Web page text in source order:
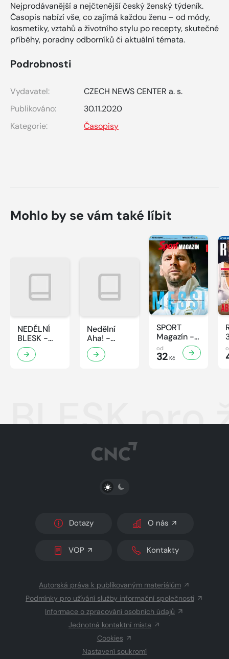
Nejprodávanější a nejčtenější český ženský týdeník.
Časopis nabízí vše, co zajímá každou ženu – od módy,
kosmetiky, vztahů a životního stylu po recepty, skutečné
příběhy, poradny odborníků či aktuální témata.
Podrobnosti
Vydavatel:
CZECH NEWS CENTER a. s.
Publikováno:
30.11.2020
Kategorie:
Časopisy
Mohlo by se vám také líbit
NEDĚLNÍ
BLESK -
32/2026
Nedělní
Aha! -
32/2026
SPORT
Magazín -
32/2026
od
32 Kč
BLESK
PŘEPNOUT SVĚTLÝ/TMAVÝ REŽIM
Dotazy O nás
VOP Kontakty
Autorská práva k publikovaným materiálům
Podmínky pro užívání služby informační společnosti
Informace o zpracování osobních údajů
Jednotná kontaktní místa
Cookies
Nastavení soukromí